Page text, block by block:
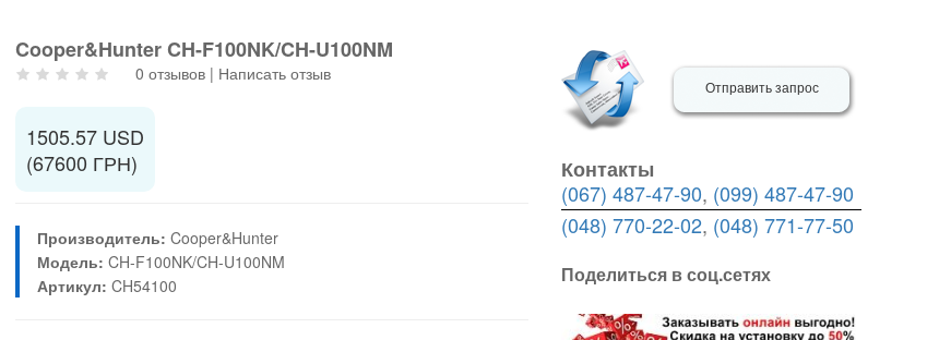
Cooper&Hunter CH-F100NK/CH-U100NM
0 отзывов | Написать отзыв
1505.57 USD
(67600 ГРН)
Производитель: Cooper&Hunter
Модель: CH-F100NK/CH-U100NM
Артикул: CH54100
Отправить запрос
Контакты
(067) 487-47-90, (099) 487-47-90
(048) 770-22-02, (048) 771-77-50
Поделиться в соц.сетях